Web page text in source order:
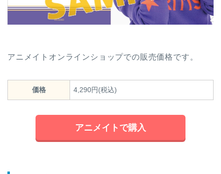
アニメイトオンラインショップでの販売価格です。
価格 4,290円(税込)
アニメイトで購入